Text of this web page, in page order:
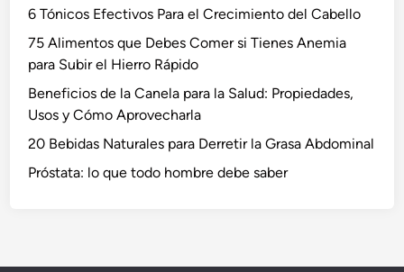
6 Tónicos Efectivos Para el Crecimiento del Cabello
75 Alimentos que Debes Comer si Tienes Anemia
para Subir el Hierro Rápido
Beneficios de la Canela para la Salud: Propiedades,
Usos y Cómo Aprovecharla
20 Bebidas Naturales para Derretir la Grasa Abdominal
Próstata: lo que todo hombre debe saber